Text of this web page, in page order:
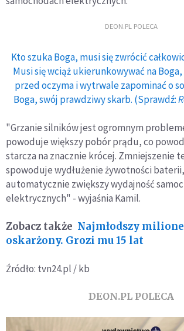
DEON.PL POLECA
Kto szuka Boga, musi się zwrócić
Musi się wciąż ukierunkowywać na
przed oczyma i wytrwale zapominać o
Boga, swój prawdziwy skarb. (Sprawdź:
"Grzanie silników jest ogromnym
powoduje większy pobór prądu, co
starcza na znacznie krócej. Zmniejszenie
spowoduje wydłużenie żywotności
automatycznie zwiększy wydajność
elektrycznych" - wyjaśnia Kamil.
Zobacz także Najmłodszy
oskarżony. Grozi mu 15 lat
Źródło: tvn24.pl / kb
DEON.PL POLECA